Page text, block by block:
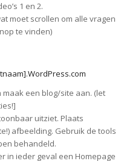
1 en 2.
moet scrollen om alle vragen
te vinden)
maak een blog/site aan. (let
uitziet. Plaats
afbeelding. Gebruik de tools
behandeld.
in ieder geval een Homepage